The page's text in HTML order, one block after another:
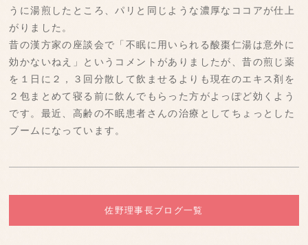
うに湯煎したところ、パリと同じような濃厚なココアが仕上
がりました。
昔の漢方家の座談会で「不眠に用いられる酸棗仁湯は意外に
効かないねえ」というコメントがありましたが、昔の煎じ薬
を１日に２，３回分散して飲ませるよりも現在のエキス剤を
２包まとめて寝る前に飲んでもらった方がよっぽど効くよう
です。最近、高齢の不眠患者さんの治療としてちょっとした
ブームになっています。
佐野理事長ブログ一覧